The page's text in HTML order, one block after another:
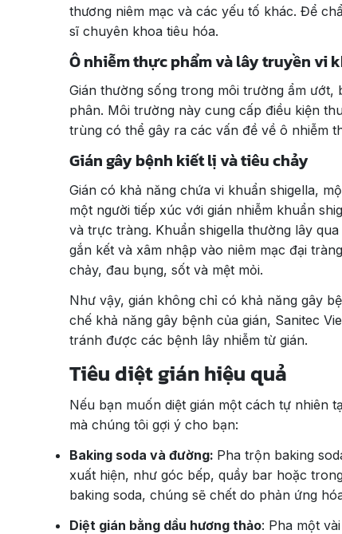
thương niêm mạc và các yếu tố khác. Để
sĩ chuyên khoa tiêu hóa.
Ô nhiễm thực phẩm và lây truyền vi
Gián thường sống trong môi trường ẩm
phân. Môi trường này cung cấp điều kiện
trùng có thể gây ra các vấn đề về ô nhiễm
Gián gây bệnh kiết lị và tiêu chảy
Gián có khả năng chứa vi khuẩn shigella,
một người tiếp xúc với gián nhiễm khuẩn
và trực tràng. Khuẩn shigella thường lây
gắn kết và xâm nhập vào niêm mạc đại
chảy, đau bụng, sốt và mệt mỏi.
Như vậy, gián không chỉ có khả năng gây
chế khả năng gây bệnh của gián, Sanitec
tránh được các bệnh lây nhiễm từ gián.
Tiêu diệt gián hiệu quả
Nếu bạn muốn diệt gián một cách tự nhiên
mà chúng tôi gợi ý cho bạn:
Baking soda và đường: Pha trộn baking
xuất hiện, như góc bếp, quầy bar hoặc
baking soda, chúng sẽ chết do phản ứng
Diệt gián bằng dầu hương thảo: Pha một